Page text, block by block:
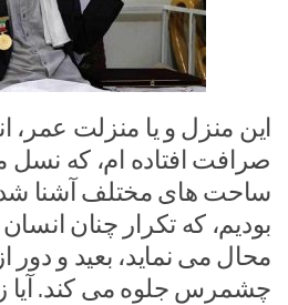
این منزل و یا منزلت عمر،
صرافت افتاده ام، که نسل
ساحت های مختلف آشنا شد
بودیم، که تکرار چنان
محال می نماید، بعید و دور
چشمرس جلوه می کند. آیا